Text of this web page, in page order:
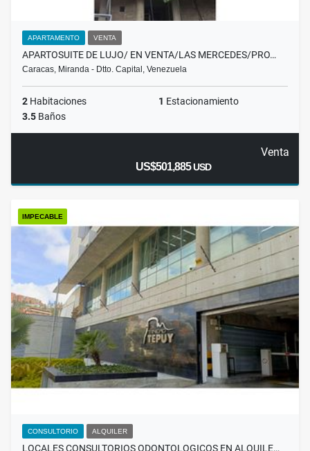
APARTAMENTO VENTA
APARTOSUITE DE LUJO/ EN VENTA/LAS MERCEDES/PRO…
Caracas, Miranda - Dtto. Capital, Venezuela
2 Habitaciones 1 Estacionamiento
3.5 Baños
Venta
US$501,885USD
IMPECABLE
CONSULTORIO ALQUILER
LOCALES CONSULTORIOS ODONTOLOGICOS EN ALQUILE…